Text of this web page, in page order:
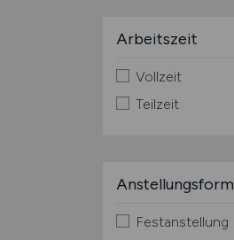
Arbeitszeit
Vollzeit
Teilzeit
Anstellungsform
Festanstellung